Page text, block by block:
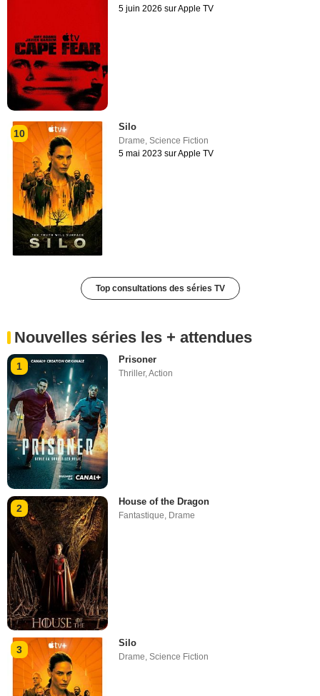
5 juin 2026 sur Apple TV
10
Silo
Drame,Science Fiction
5 mai 2023 sur Apple TV
Top consultations des séries TV
Nouvelles séries les + attendues
1
Prisoner
Thriller,Action
2
House of the Dragon
Fantastique Drame
3
Silo
Drame,Science Fiction